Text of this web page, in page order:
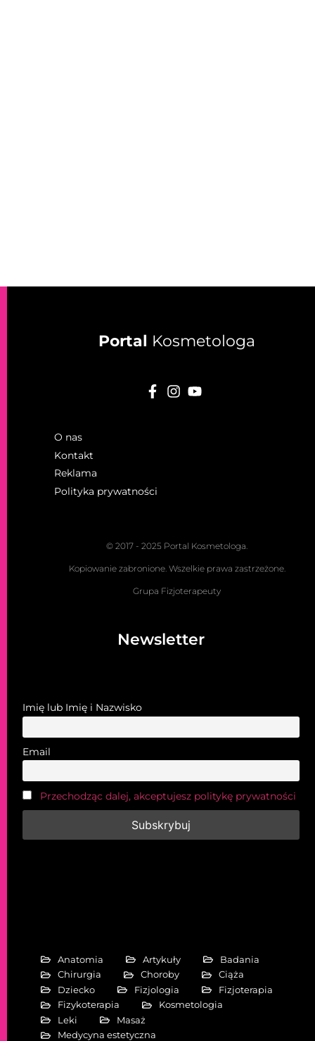
Portal Kosmetologa
O nas
Kontakt
Reklama
Polityka prywatności
© 2017 - 2025 Portal Kosmetologa.
Kopiowanie zabronione. Wszelkie prawa zastrzeżone.
Grupa Fizjoterapeuty
Newsletter
Imię lub Imię i Nazwisko
Email
Przechodząc dalej, akceptujesz politykę prywatności
Anatomia Artykuły
Badania
Chirurgia
Choroby
Ciąża
Dziecko
Fizjologia
Fizjoterapia
Fizykoterapia
Kosmetologia
Leki
Masaż
Medycyna estetyczna